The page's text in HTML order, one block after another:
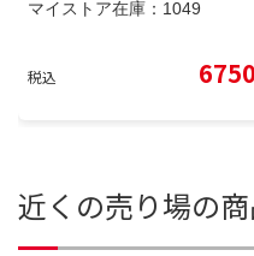
マイストア在庫： 1049
税込 6750
近くの売り場の